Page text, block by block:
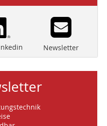
Newsletter